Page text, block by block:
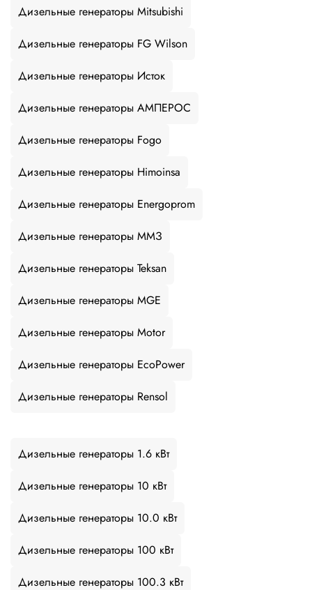
Дизельные генераторы Mitsubishi
Дизельные генераторы FG Wilson
Дизельные генераторы Исток
Дизельные генераторы АМПЕРОС
Дизельные генераторы Fogo
Дизельные генераторы Himoinsa
Дизельные генераторы Energoprom
Дизельные генераторы ММЗ
Дизельные генераторы Teksan
Дизельные генераторы MGE
Дизельные генераторы Motor
Дизельные генераторы EcoPower
Дизельные генераторы Rensol
Дизельные генераторы 1.6 кВт
Дизельные генераторы 10 кВт
Дизельные генераторы 10.0 кВт
Дизельные генераторы 100 кВт
Дизельные генераторы 100.3 кВт